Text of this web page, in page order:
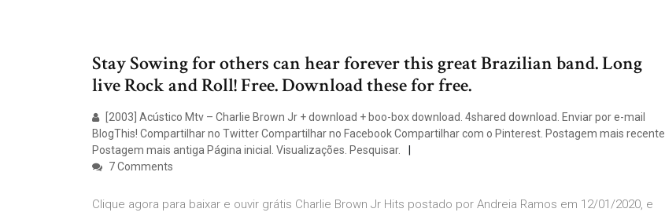
Stay Sowing for others can hear forever this great Brazilian band. Long
live Rock and Roll! Free. Download these for free.
[2003] Acústico Mtv – Charlie Brown Jr + download + boo-box download. 4shared download. Enviar por e-mail
BlogThis! Compartilhar no Twitter Compartilhar no Facebook Compartilhar com o Pinterest. Postagem mais recente
Postagem mais antiga Página inicial. Visualizações. Pesquisar.
7 Comments
Clique agora para baixar e ouvir grátis Charlie Brown Jr Hits postado por Andreia Ramos em 12/01/2020, e